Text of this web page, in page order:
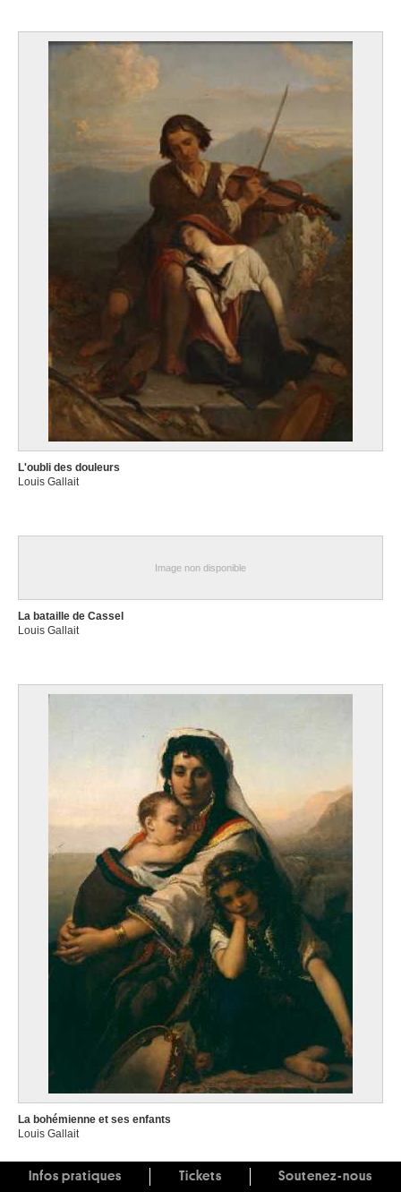
L'oubli des douleurs
Louis Gallait
Image non disponible
La bataille de Cassel
Louis Gallait
La bohémienne et ses enfants
Louis Gallait
Infos pratiques Tickets Soutenez-nous